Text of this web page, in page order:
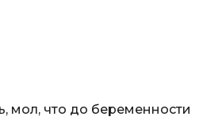
мол, что до беременности